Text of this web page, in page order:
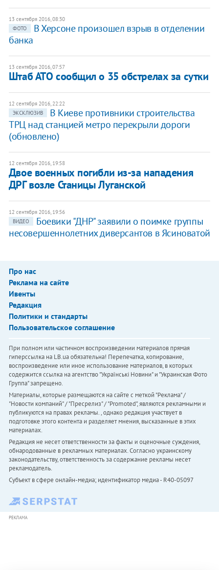
13 сентября 2016, 08:30
ФОТО
В Херсоне произошел взрыв в отделении
банка
13 сентября 2016, 07:57
​Штаб АТО сообщил о 35 обстрелах за сутки
12 сентября 2016, 22:22
ЭКСКЛЮЗИВ
В Киеве противники строительства
ТРЦ над станцией метро перекрыли дороги
(обновлено)
12 сентября 2016, 19:58
Двое военных погибли из-за нападения
ДРГ возле Станицы Луганской
12 сентября 2016, 19:56
ВИДЕО
Боевики "ДНР" заявили о поимке группы
несовершеннолетних диверсантов в Ясиноватой
Про нас
Реклама на сайте
Ивенты
Редакция
Политики и стандарты
Пользовательское соглашение
При полном или частичном воспроизведении материалов прямая
гиперссылка на LB.ua обязательна! Перепечатка, копирование,
воспроизведение или иное использование материалов, в которых
содержится ссылка на агентство "Українськi Новини" и "Украинская Фото
Группа" запрещено.
Материалы, которые размещаются на сайте с меткой "Реклама" /
"Новости компаний" / "Пресрелиз" / "Promoted", являются рекламными и
публикуются на правах рекламы. , однако редакция участвует в
подготовке этого контента и разделяет мнения, высказанные в этих
материалах.
Редакция не несет ответственности за факты и оценочные суждения,
обнародованные в рекламных материалах. Согласно украинскому
законодательству, ответственность за содержание рекламы несет
рекламодатель.
Субъект в сфере онлайн-медиа; идентификатор медиа - R40-05097
РЕКЛАМА